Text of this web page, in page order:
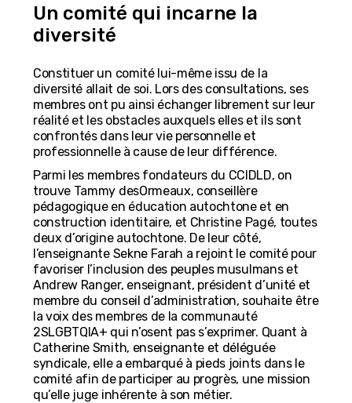
Un comité qui incarne la
diversité
Constituer un comité lui-même issu de la
diversité allait de soi. Lors des consultations, ses
membres ont pu ainsi échanger librement sur leur
réalité et les obstacles auxquels elles et ils sont
confrontés dans leur vie personnelle et
professionnelle à cause de leur différence.
Parmi les membres fondateurs du CCIDLD, on
trouve Tammy desOrmeaux, conseillère
pédagogique en éducation autochtone et en
construction identitaire, et Christine Pagé, toutes
deux d’origine autochtone. De leur côté,
l’enseignante Sekne Farah a rejoint le comité pour
favoriser l’inclusion des peuples musulmans et
Andrew Ranger, enseignant, président d’unité et
membre du conseil d’administration, souhaite être
la voix des membres de la communauté
2SLGBTQIA+ qui n’osent pas s’exprimer. Quant à
Catherine Smith, enseignante et déléguée
syndicale, elle a embarqué à pieds joints dans le
comité afin de participer au progrès, une mission
qu’elle juge inhérente à son métier.